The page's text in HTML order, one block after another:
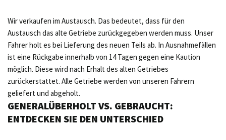
Wir verkaufen im Austausch. Das bedeutet, dass für den
Austausch das alte Getriebe zurückgegeben werden muss. Unser
Fahrer holt es bei Lieferung des neuen Teils ab. In Ausnahmefällen
ist eine Rückgabe innerhalb von 14 Tagen gegen eine Kaution
möglich. Diese wird nach Erhalt des alten Getriebes
zurückerstattet. Alle Getriebe werden von unseren Fahrern
geliefert und abgeholt.
GENERALÜBERHOLT VS. GEBRAUCHT:
ENTDECKEN SIE DEN UNTERSCHIED